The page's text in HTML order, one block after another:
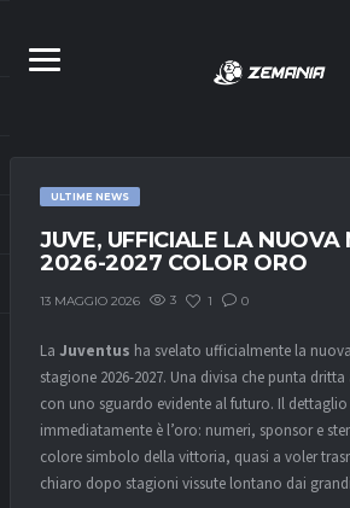
ULTIME NEWS
JUVE, UFFICIALE LA NUOVA
2026-2027 COLOR ORO
13 MAGGIO 2026 3 1 0
La Juventus ha svelato ufficialmente la
stagione 2026-2027. Una divisa che punta dritta
con uno sguardo evidente al futuro. Il
immediatamente è l’oro: numeri, sponsor e
colore simbolo della vittoria, quasi a voler
chiaro dopo stagioni vissute lontano dai